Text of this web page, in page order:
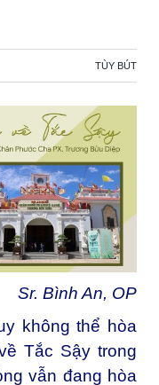
TÙY BÚT
Sr. Bình An, OP
không thể hòa
Tắc Sậy trong
vẫn đang hòa